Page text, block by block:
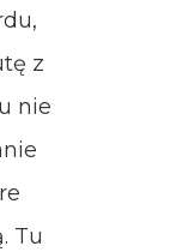
z
nie
Tu